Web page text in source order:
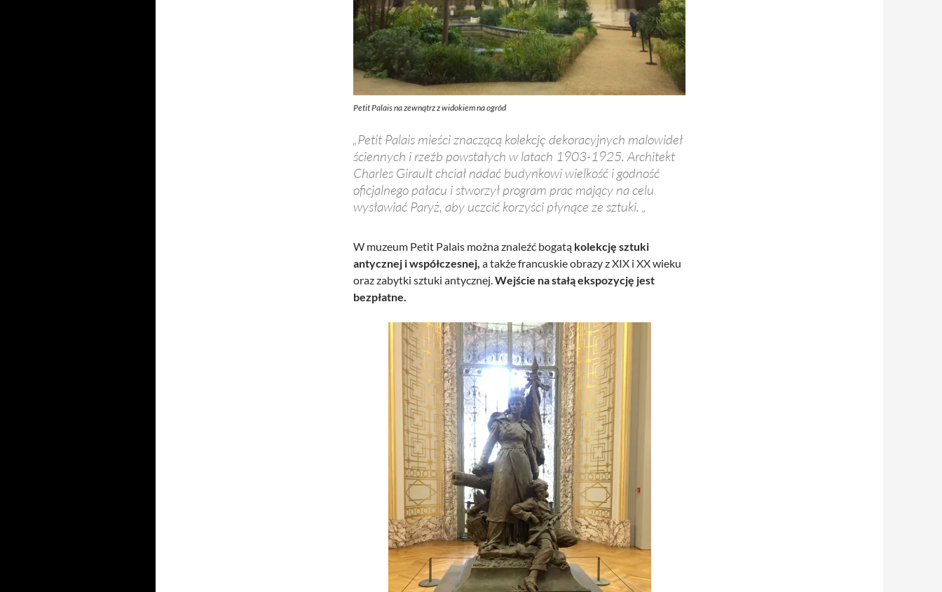
Petit Palais na zewnątrz z widokiem na ogród
„Petit Palais mieści znaczącą kolekcję dekoracyjnych malowideł
ściennych i rzeźb powstałych w latach 1903-1925. Architekt
Charles Girault chciał nadać budynkowi wielkość i godność
oficjalnego pałacu i stworzył program prac mający na celu
wysławiać Paryż, aby uczcić korzyści płynące ze sztuki. „
W muzeum Petit Palais można znaleźć bogatą kolekcję sztuki
antycznej i współczesnej, a także francuskie obrazy z XIX i XX wieku
oraz zabytki sztuki antycznej.Wejście na stałą ekspozycję jest
bezpłatne.